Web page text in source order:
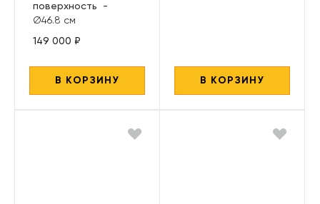
поверхность
-
Ø46.8 см
149 000 ₽
В КОРЗИНУ В КОРЗИНУ